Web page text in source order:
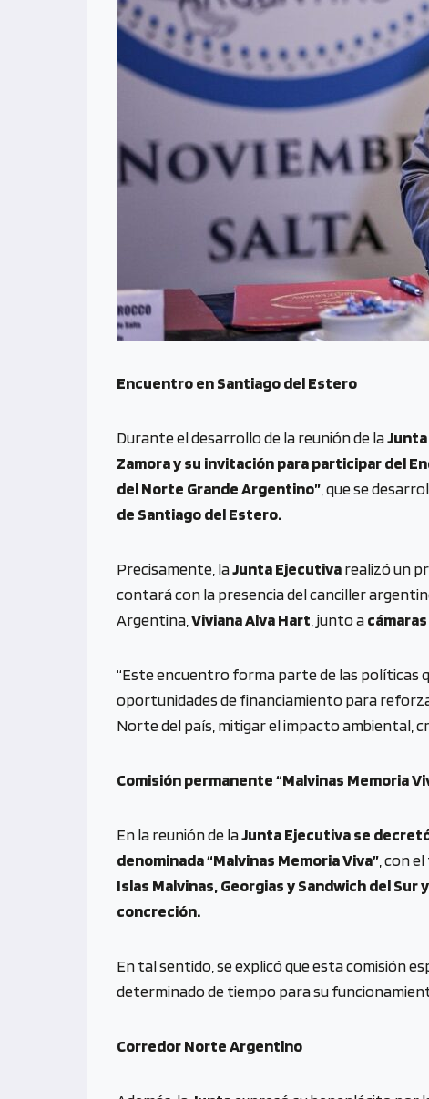
Encuentro en Santiago del Estero
Durante el desarrollo de la reunión de la
Zamora y su invitación para participar del
del Norte Grande Argentino” , que se
de Santiago del Estero.
Precisamente, laJunta Ejecutivarealizó un
contará con la presencia del canciller
Argentina, Viviana Alva Hart , junto a
“Este encuentro forma parte de las políticas
oportunidades de financiamiento para
Norte del país, mitigar el impacto ambiental,
Comisión permanente “Malvinas Memoria
En la reunión de laJunta Ejecutiva se
denominada “Malvinas Memoria Viva” , con
Islas Malvinas, Georgias y Sandwich del
concreción.
En tal sentido, se explicó que esta comisión
determinado de tiempo para su
Corredor Norte Argentino